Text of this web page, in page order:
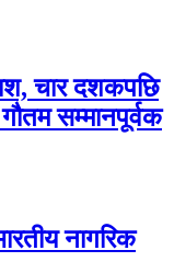
चार दशकपछि
सम्मानपूर्वक
नागरिक